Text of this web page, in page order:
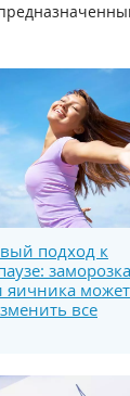
подход к
заморозка
яичника может
все